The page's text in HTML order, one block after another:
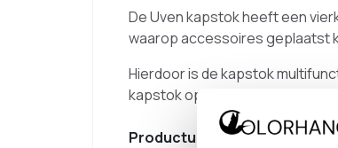
De Uven kapstok heeft een
waarop accessoires geplaatst
Hierdoor is de kapstok
kapstok op maat te maken sluit
Productuitvoering